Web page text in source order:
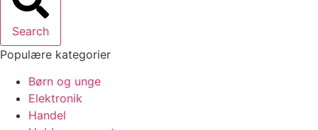
Search
Populære kategorier
Børn og unge
Elektronik
Handel